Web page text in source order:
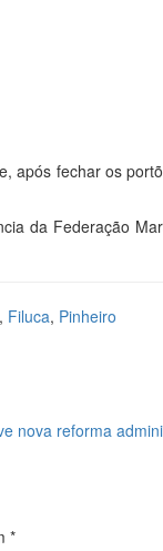
após fechar os
da Federação
, Filuca, Pinheiro
nova reforma
*